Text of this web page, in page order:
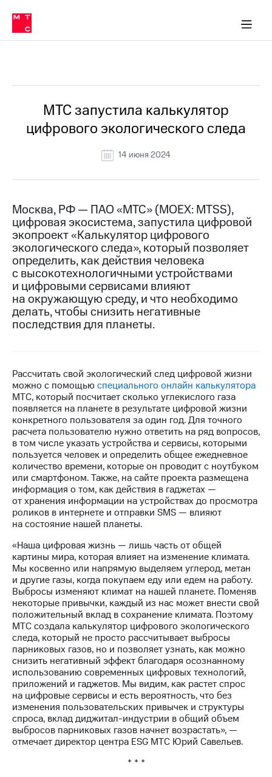
Медиа-центр
и акционерам
Устойчивое развитие
Комплаенс и деловая этика
компании
Карьера
История
компании
Руководство
Контакты
Медиа-центр
Пресс-
релизы
МТС
о технологиях
Достижения
Финансовая
отчетность
Контакты
Новости
в
регионе
и акционерам
Корпоративное
управление
Корпоративный
Раскрытие
информации
Информация
акционерам
Документы
ПАО
"МТС"
Собрания
акционеров
Личный
кабинет
акционера
Акционерный
капитал
Контроль
и
аудит
Рынок
в МТС
Пресс-
релизы
о технологиях
МТС запустила калькулятор
цифрового экологического следа
14 июня 2024
Москва, РФ — ПАО «МТС» (MOEX: MTSS),
цифровая экосистема, запустила цифровой
экопроект «Калькулятор цифрового
экологического следа», который позволяет
определить, как действия человека
с высокотехнологичными устройствами
и цифровыми сервисами влияют
на окружающую среду, и что необходимо
делать, чтобы снизить негативные
последствия для планеты.
Рассчитать свой экологический след цифровой жизни
можно с помощьюспециального онлайн калькулятора
МТС, который посчитает сколько углекислого газа
появляется на планете в результате цифровой жизни
конкретного пользователя за один год. Для точного
расчета пользователю нужно ответить на ряд вопросов,
в том числе указать устройства и сервисы, которыми
пользуется человек и определить общее ежедневное
количество времени, которые он проводит с ноутбуком
или смартфоном. Также, на сайте проекта размещена
информация о том, как действия в гаджетах —
от хранения информации на устройствах до просмотра
роликов в интернете и отправки SMS — влияют
на состояние нашей планеты.
«Наша цифровая жизнь — лишь часть от общей
картины мира, которая влияет на изменение климата.
Мы косвенно или напрямую выделяем углерод, метан
и другие газы, когда покупаем еду или едем на работу.
Выбросы изменяют климат на нашей планете. Поменяв
некоторые привычки, каждый из нас может внести свой
положительный вклад в сохранение климата. Поэтому
МТС создала калькулятор цифрового экологического
следа, который не просто рассчитывает выбросы
парниковых газов, но и позволяет узнать, как можно
снизить негативный эффект благодаря осознанному
использованию современных цифровых технологий,
приложений и гаджетов. Мы видим, как растет спрос
на цифровые сервисы и есть вероятность, что без
изменения пользовательских привычек и структуры
спроса, вклад диджитал-индустрии в общий объем
выбросов парниковых газов начнет возрастать», —
отмечает директор центра ESG МТС Юрий Савельев.
* * *